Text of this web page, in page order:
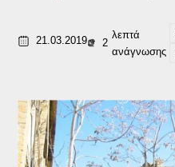
21.03.2019 2
λεπτά
ανάγνωσης